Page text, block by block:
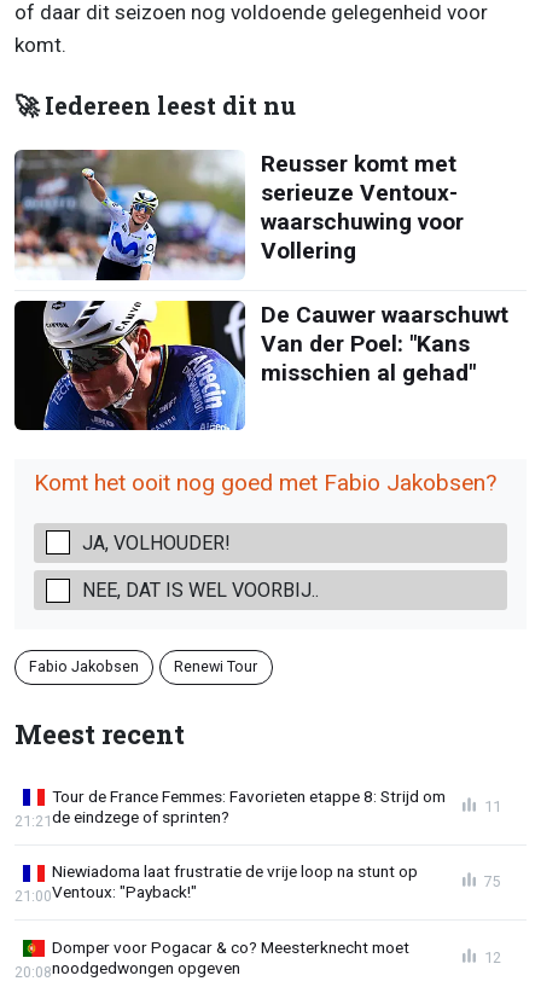
of daar dit seizoen nog voldoende gelegenheid voor
komt.
🚀 Iedereen leest dit nu
Reusser komt met
serieuze Ventoux-
waarschuwing voor
Vollering
De Cauwer waarschuwt
Van der Poel: "Kans
misschien al gehad"
Komt het ooit nog goed met Fabio Jakobsen?
JA, VOLHOUDER!
NEE, DAT IS WEL VOORBIJ..
Fabio Jakobsen Renewi Tour
Meest recent
Tour de France Femmes: Favorieten etappe 8: Strijd om
de eindzege of sprinten?
21:21
11
Niewiadoma laat frustratie de vrije loop na stunt op
Ventoux: "Payback!"
21:00
75
Domper voor Pogacar & co? Meesterknecht moet
noodgedwongen opgeven
20:08
12